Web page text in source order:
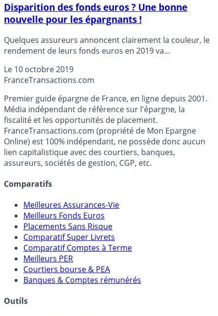
Disparition des fonds euros ? Une bonne
nouvelle pour les épargnants !
Quelques assureurs annoncent clairement la couleur, le
rendement de leurs fonds euros en 2019 va
ainsi appeler les épargnants à changer d’état d’esprit et à
oublier les fonds euros. Du côté de chez AltaProfits,
François Leneveu se veut rassurant, la fin des fonds
euros, c’est plutôt une bonne nouvelle a-t-il affirmé dans
un webinaire diffusé cette semaine sur ce sujet.
Le 10 octobre 2019
FranceTransactions.com
Premier guide épargne de France, en ligne depuis 2001.
Média indépendant de référence sur l'épargne, la
fiscalité et les opportunités de placement.
FranceTransactions.com (propriété de Mon Epargne
Online) est 100% indépendant, ne possède donc aucun
lien capitalistique avec des courtiers, banques,
assureurs, sociétés de gestion, CGP, etc.
Comparatifs
Meilleures Assurances-Vie
Meilleurs Fonds Euros
Placements Sans Risque
Comparatif Super Livrets
Comparatif Comptes à Terme
Meilleurs PER
Courtiers bourse & PEA
Banques & Comptes rémunérés
Outils